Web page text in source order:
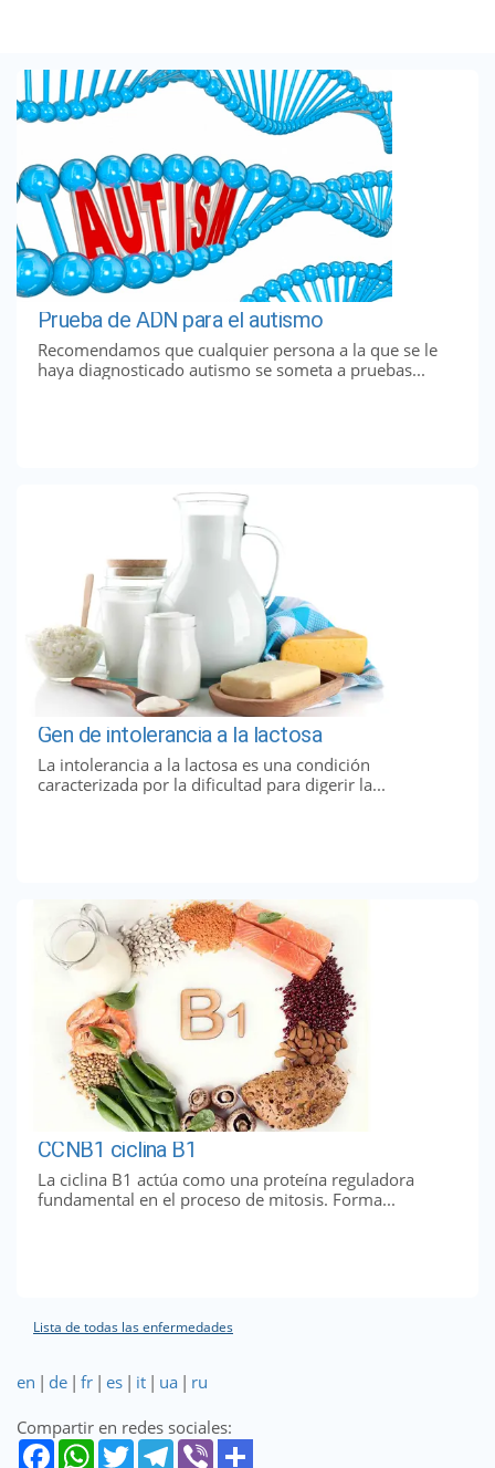
Prueba de ADN para el autismo
Recomendamos que cualquier persona a la que se le
haya diagnosticado autismo se someta a pruebas...
Gen de intolerancia a la lactosa
La intolerancia a la lactosa es una condición
caracterizada por la dificultad para digerir la...
CCNB1 ciclina B1
La ciclina B1 actúa como una proteína reguladora
fundamental en el proceso de mitosis. Forma...
Lista de todas las enfermedades
en | de | fr | es | it | ua | ru
Compartir en redes sociales: